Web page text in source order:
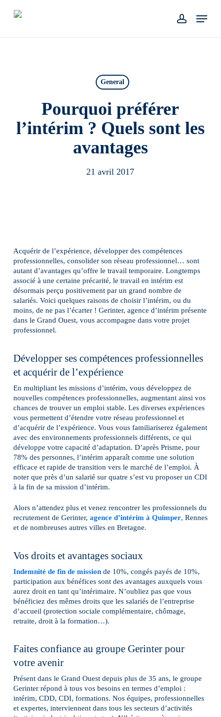
account
Menu
General
Pourquoi préférer
l’intérim ? Quels sont les
avantages
21 avril 2017
Acquérir de l’expérience, développer des compétences
professionnelles, consolider son réseau professionnel… sont
autant d’avantages qu’offre le travail temporaire. Longtemps
associé à une certaine précarité, le travail en intérim est
désormais perçu positivement par un grand nombre de
salariés. Voici quelques raisons de choisir l’intérim, ou du
moins, de ne pas l’écarter ! Gerinter, agence d’intérim présente
dans le Grand Ouest, vous accompagne dans votre projet
professionnel.
Développer ses compétences professionnelles
et acquérir de l’expérience
En multipliant les missions d’intérim, vous développez de
nouvelles compétences professionnelles, augmentant ainsi vos
chances de trouver un emploi stable. Les diverses expériences
vous permettent d’étendre votre réseau professionnel et
d’acquérir de l’expérience. Vous vous familiariserez également
avec des environnements professionnels différents, ce qui
développe votre capacité d’adaptation. D’après Prisme, pour
78% des personnes, l’intérim apparaît comme une solution
efficace et rapide de transition vers le marché de l’emploi. À
noter que près d’un salarié sur quatre s’est vu proposer un CDI
à la fin de sa mission d’intérim.
Alors n’attendez plus et venez rencontrer les professionnels du
recrutement de Gerinter, agence d’intérim à Quimper, Rennes
et de nombreuses autres villes en Bretagne.
Vos droits et avantages sociaux
Indemnité de fin de missionde 10%, congés payés de 10%,
participation aux bénéfices sont des avantages auxquels vous
aurez droit en tant qu’intérimaire. N’oubliez pas que vous
bénéficiez des mêmes droits que les salariés de l’entreprise
d’accueil (protection sociale complémentaire, chômage,
retraite, droit à la formation…).
Faites confiance au groupe Gerinter pour
votre avenir
Présent dans le Grand Ouest depuis plus de 35 ans, le groupe
Gerinter répond à tous vos besoins en termes d’emploi :
intérim, CDD, CDI, formations. Nos équipes, professionnelles
et expertes, interviennent dans tous les secteurs d’activités